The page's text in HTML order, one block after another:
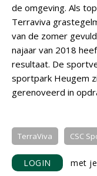
de omgeving. Als
Terraviva
van de zomer
najaar van 2018
resultaat. De
sportpark Heugem
gerenoveerd in
TerraViva CSC
LOGIN met je